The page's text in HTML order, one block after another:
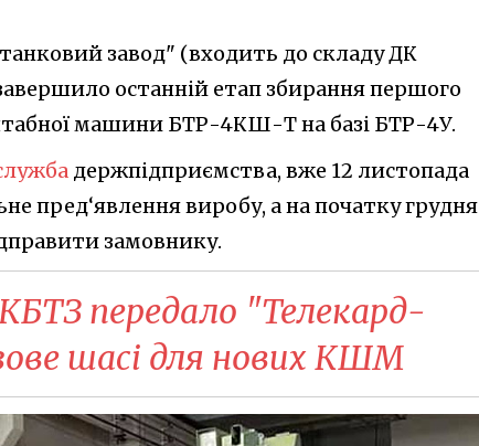
завод" (входить до складу ДК
останній етап збирання першого
машини БТР-4КШ-Т на базі БТР-4У.
держпідприємства, вже 12 листопада
пред‘явлення виробу, а на початку грудня
замовнику.
передало "Телекард-
шасі для нових КШМ